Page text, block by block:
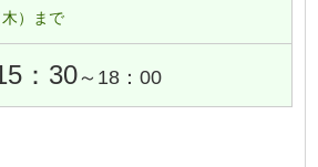
木）まで
：30～18：00